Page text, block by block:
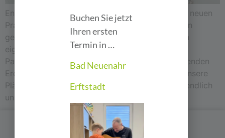
Endlich ist es so weit …. Die Eröffnung unserer neuen
Praxis in Erftstadt war wohl eins der am längsten
geplante Projekt unserer Praxisgeschichte. Denn
eigentlich wollten wir bereits im Oktober 2022
Patienten dort empfangen. Doch die einschneidenden
Ereignisse der vergangenen Jahre haben auch unsere
Pläne durchkreuzt. Umso dankbarer sind wir, endlich
unsere Eröffnung […]
Buchen Sie jetzt
Ihren ersten
Termin in …
Bad Neuenahr
Erftstadt